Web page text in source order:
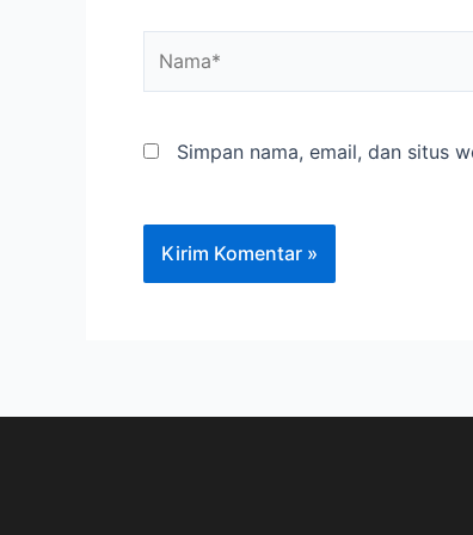
Simpan nama, email, dan situs